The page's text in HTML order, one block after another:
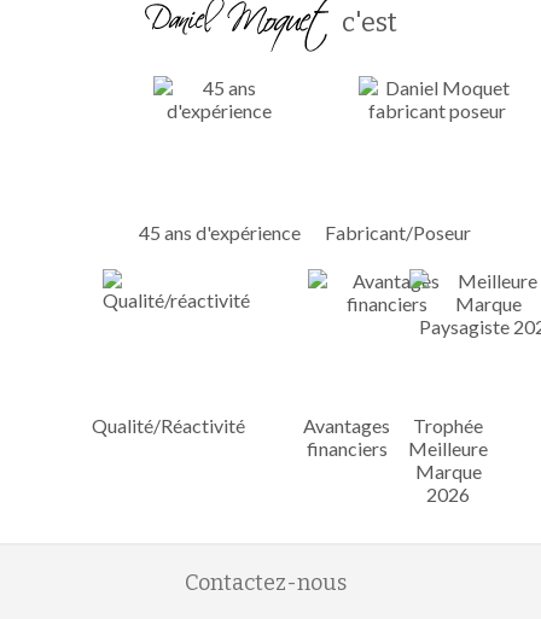
c'est
45 ans d'expérience Fabricant/Poseur
Qualité/Réactivité
Avantages
financiers
Trophée
Meilleure
Marque
2026
Contactez-nous